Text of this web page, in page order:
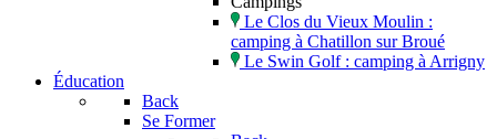
Le Clos du Vieux Moulin :
camping à Chatillon sur Broué
Le Swin Golf : camping à Arrigny
Éducation
Back
Se Former